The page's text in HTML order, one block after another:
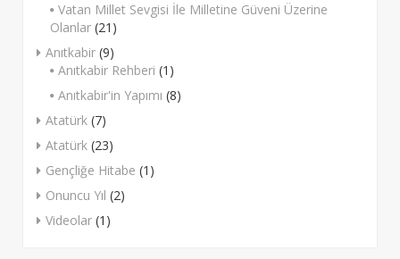
Vatan Millet Sevgisi İle Milletine Güveni Üzerine
Olanlar (21)
Anıtkabir (9)
Anıtkabir Rehberi (1)
Anıtkabir'in Yapımı (8)
Atatürk (7)
Atatürk (23)
Gençliğe Hitabe (1)
Onuncu Yıl (2)
Videolar (1)